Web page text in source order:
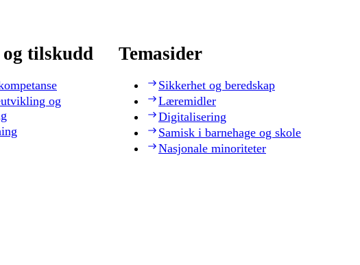
og tilskudd
og
Temasider
Sikkerhet og beredskap
Læremidler
Digitalisering
Samisk i barnehage og skole
Nasjonale minoriteter